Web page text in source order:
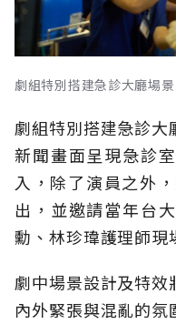
劇組特別搭建急診大廳場
劇組特別搭建急診
新聞畫面呈現急診
入，除了演員之外
出，並邀請當年台
勳、林珍瑋護理師現
劇中場景設計及特
內外緊張與混亂的